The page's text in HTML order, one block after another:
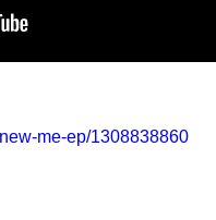
me-ep/1308838860